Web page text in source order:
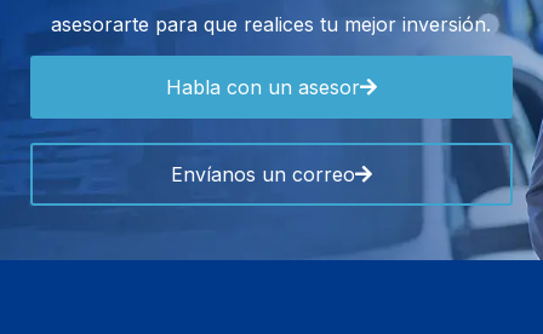
asesorarte para que realices tu mejor inversión.
Habla con un asesor
Envíanos un correo